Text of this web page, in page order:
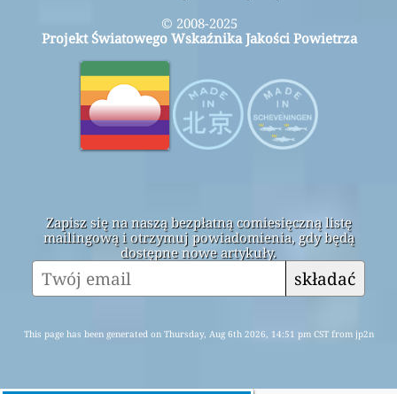
© 2008-2025
Projekt Światowego Wskaźnika Jakości Powietrza
Zapisz się na naszą bezpłatną comiesięczną listę
mailingową i otrzymuj powiadomienia, gdy będą
dostępne nowe artykuły.
składać
This page has been generated on Thursday, Aug 6th 2026, 14:51 pm CST from jp2n